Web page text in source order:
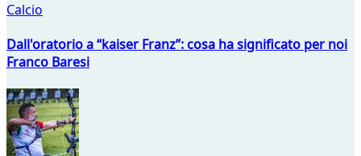
Calcio
Dall'oratorio a “kaiser Franz”: cosa ha significato per noi
Franco Baresi